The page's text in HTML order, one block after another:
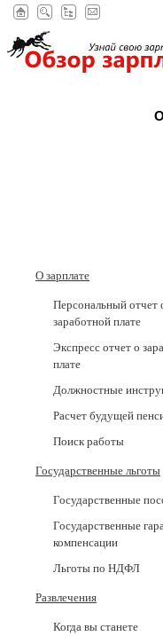
О зарплате
Персональный отчет
заработной плате
Экспресс отчет о
плате
Должностные
Расчет будущей
Поиск работы
Государственные льготы
Государственные
Государственные
компенсации
Льготы по НДФЛ
Развлечения
Когда вы станете